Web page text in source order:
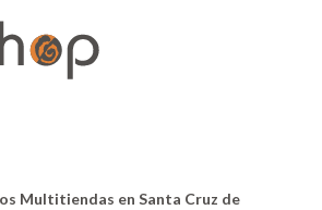
Multitiendas en Santa Cruz de